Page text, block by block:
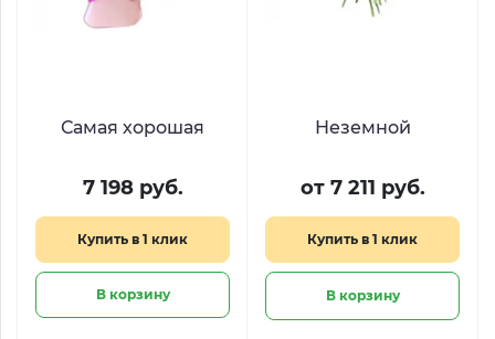
Самая хорошая
7 198 руб.
Купить в 1 клик
В корзину
Неземной
от 7 211 руб.
Купить в 1 клик
В корзину